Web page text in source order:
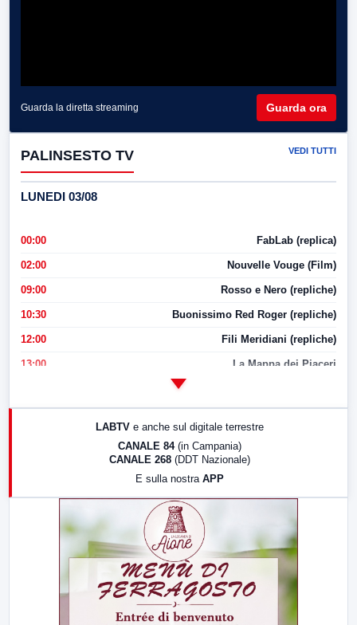
Guarda la diretta streaming Guarda ora
PALINSESTO TV VEDI TUTTI
LUNEDI 03/08
00:00 FabLab (replica)
02:00 Nouvelle Vouge (Film)
09:00 Rosso e Nero (repliche)
10:30 Buonissimo Red Roger (repliche)
12:00 Fili Meridiani (repliche)
13:00 La Mappa dei Piaceri
LABTV e anche sul digitale terrestre
CANALE 84 (in Campania)
CANALE 268 (DDT Nazionale)
E sulla nostra APP